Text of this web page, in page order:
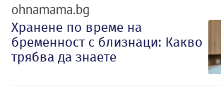
ohnamama.bg
Хранене по време на
бременност с близнаци: Какво
трябва да знаете